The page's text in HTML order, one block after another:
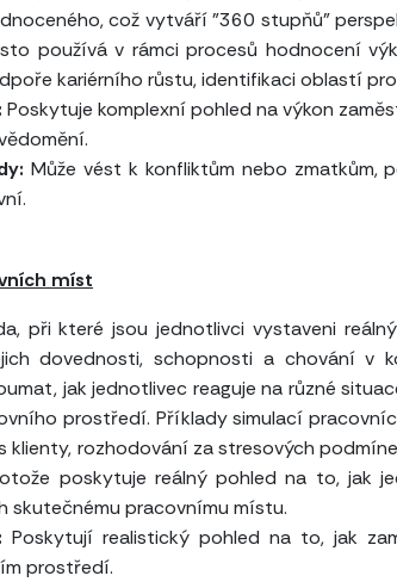
což vytváří "360 stupňů"
používá v rámci procesů hodnocení
kariérního růstu, identifikaci oblastí
Poskytuje komplexní pohled na výkon
Může vést k konfliktům nebo zmatkům,
míst
při které jsou jednotlivci vystaveni
dovednosti, schopnosti a chování v
jak jednotlivec reaguje na různé
prostředí. Příklady simulací
klienty, rozhodování za stresových
poskytuje reálný pohled na to, jak
skutečnému pracovnímu místu.
Poskytují realistický pohled na to, jak
prostředí.